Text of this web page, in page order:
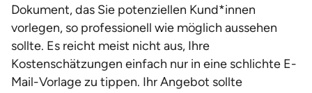
Dokument, das Sie potenziellen Kund*innen
vorlegen, so professionell wie möglich aussehen
sollte. Es reicht meist nicht aus, Ihre
Kostenschätzungen einfach nur in eine schlichte E-
Mail-Vorlage zu tippen. Ihr Angebot sollte